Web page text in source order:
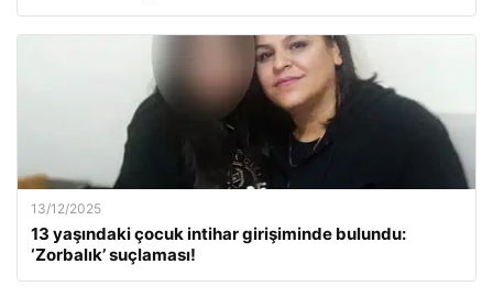
13/12/2025
13 yaşındaki çocuk intihar girişiminde bulundu:
‘Zorbalık’ suçlaması!